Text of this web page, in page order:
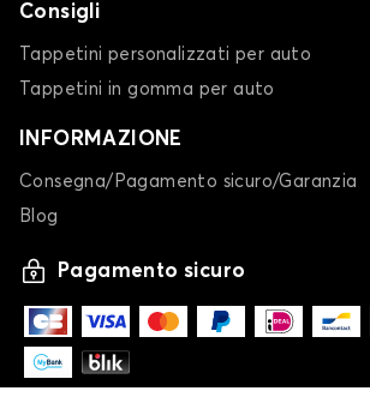
Consigli
Tappetini personalizzati per auto
Tappetini in gomma per auto
INFORMAZIONE
Consegna/Pagamento sicuro/Garanzia
Blog
Pagamento sicuro